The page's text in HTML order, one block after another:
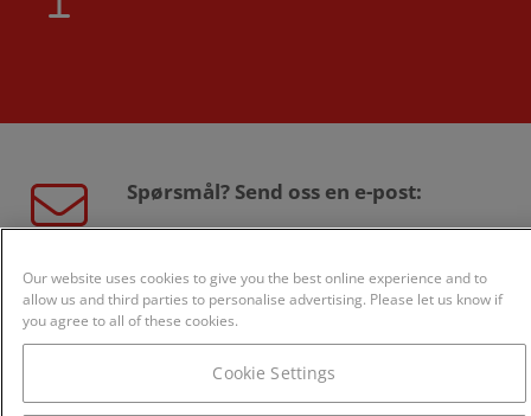
Spørsmål? Send oss en e-post:
800 24 868
Our website uses cookies to give you the best online experience and to
allow us and third parties to personalise advertising. Please let us know if
you agree to all of these cookies.
Cookie Settings